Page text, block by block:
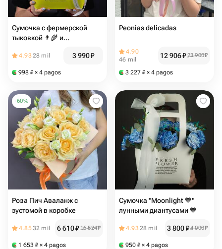
Сумочка с фермерской
тыковкой 👨‍🌾 и
4.9328 mil 3 990₽
998 ₽ × 4 pagos
Peonías delicadas
4.90
46 mil
12 906₽ 23 900₽
3 227 ₽ × 4 pagos
-60%
Роза Пич Аваланж с
эустомой в коробке
4.8532 mil 6 610₽ 16 524₽
1 653 ₽ × 4 pagos
Сумочка "Moonlight 💙"
лунными диантусами 💙
4.9328 mil 3 800₽4 000₽
950 ₽ × 4 pagos